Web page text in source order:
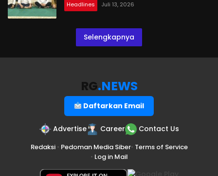
Headlines Juli 13, 2026
Selengkapnya
RG.NEWS
Daftarkan Email
Advertise Career Contact Us
Redaksi• Pedoman Media Siber• Terms of Service
• Log in Mail